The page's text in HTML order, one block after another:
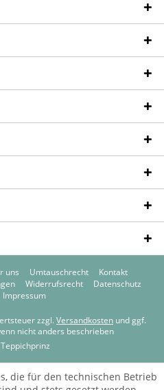
uns Umtauschrecht
Kontakt
Widerrufsrecht
Datenschutz
Impressum
zzgl. Versandkosten und ggf.
nicht anders beschrieben
die für den technischen Betrieb